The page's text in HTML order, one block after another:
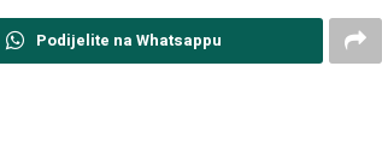
Podijelite na Whatsappu